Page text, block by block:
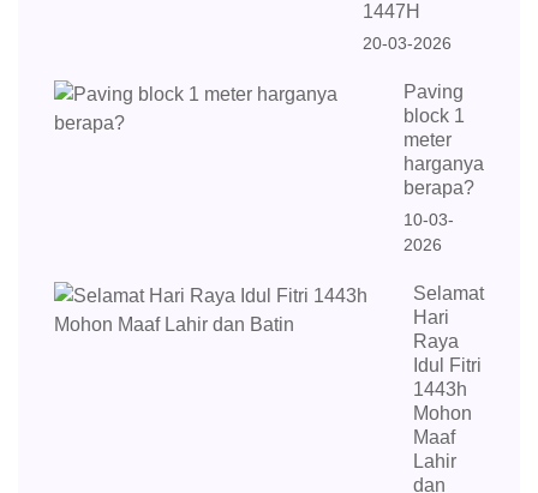
1447H
20-03-2026
Paving
block 1
meter
harganya
berapa?
10-03-
2026
Selamat
Hari
Raya
Idul Fitri
1443h
Mohon
Maaf
Lahir
dan